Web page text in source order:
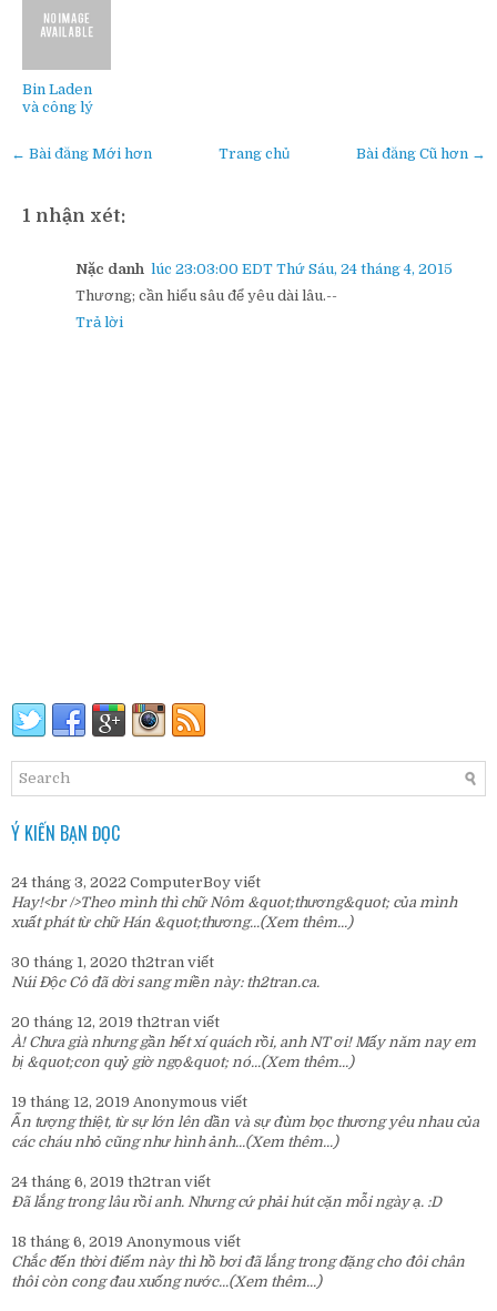
Bin Laden
và công lý
← Bài đăng Mới hơn Bài đăng Cũ hơn →
Trang chủ
1 nhận xét:
Nặc danh lúc 23:03:00 EDT Thứ Sáu, 24 tháng 4, 2015
Thương; cần hiểu sâu để yêu dài lâu.--
Trả lời
Ý KIẾN BẠN ĐỌC
24 tháng 3, 2022 ComputerBoy viết
Hay!<br />Theo mình thì chữ Nôm &quot;thương&quot; của mình
xuất phát từ chữ Hán &quot;thương...(Xem thêm...)
30 tháng 1, 2020 th2tran viết
Núi Độc Cô đã dời sang miền này: th2tran.ca.
20 tháng 12, 2019 th2tran viết
À! Chưa già nhưng gần hết xí quách rồi, anh NT ơi! Mấy năm nay em
bị &quot;con quỷ giờ ngọ&quot; nó...(Xem thêm...)
19 tháng 12, 2019 Anonymous viết
Ấn tượng thiệt, từ sự lớn lên dần và sự đùm bọc thương yêu nhau của
các cháu nhỏ cũng như hình ảnh...(Xem thêm...)
24 tháng 6, 2019 th2tran viết
Đã lắng trong lâu rồi anh. Nhưng cứ phải hút cặn mỗi ngày ạ. :D
18 tháng 6, 2019 Anonymous viết
Chắc đến thời điểm này thì hồ bơi đã lắng trong đặng cho đôi chân
thôi còn cong đau xuống nước...(Xem thêm...)